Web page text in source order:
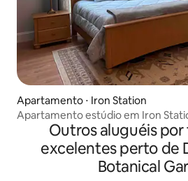
Apartamento ⋅ Iron Station
Apartamento estúdio em Iron
Outros aluguéis
excelentes perto de
Botanical